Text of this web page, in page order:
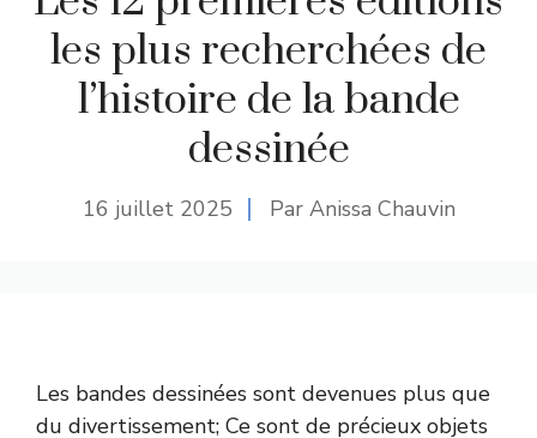
les plus recherchées de
l’histoire de la bande
dessinée
16 juillet 2025 Par Anissa Chauvin
Les bandes dessinées sont devenues plus que
du divertissement; Ce sont de précieux objets